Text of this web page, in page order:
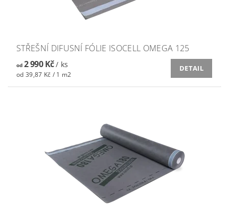
STŘEŠNÍ DIFUSNÍ FÓLIE ISOCELL OMEGA 125
od2 990 Kč/ ks
od 39,87 Kč / 1 m2
DETAIL